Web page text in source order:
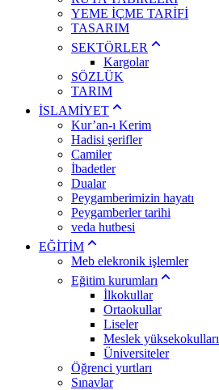
YEME İÇME TARİFİ
TASARIM
SEKTÖRLER
Kargolar
SÖZLÜK
TARIM
İSLAMİYET
Kur’an-ı Kerim
Hadisi şerifler
Camiler
İbadetler
Dualar
Peygamberimizin hayatı
Peygamberler tarihi
veda hutbesi
EĞİTİM
Meb elekronik işlemler
Eğitim kurumları
İlkokullar
Ortaokullar
Liseler
Meslek yüksekokulları
Üniversiteler
Öğrenci yurtları
Sınavlar